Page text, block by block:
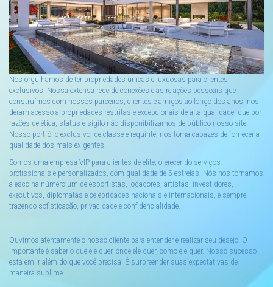
Nos orgulhamos de ter propriedades únicas e luxuosas para clientes
exclusivos. Nossa extensa rede de conexões e as relações pessoais que
construímos com nossos parceiros, clientes e amigos ao longo dos anos, nos
deram acesso a propriedades restritas e excepcionais de alta qualidade, que por
razões de ética, status e sigilo não disponibilizamos de público nosso site.
Nosso portfólio exclusivo, de classe e requinte, nos torna capazes de fornecer a
qualidade dos mais exigentes.
Somos uma empresa VIP para clientes de elite, oferecendo serviços
profissionais e personalizados, com qualidade de 5 estrelas. Nós nos tornamos
a escolha número um de esportistas, jogadores, artistas, investidores,
executivos, diplomatas e celebridades nacionais e internacionais, e sempre
trazendo sofisticação, privacidade e confidencialidade.
Ouvimos atentamente o nosso cliente para entender e realizar seu desejo. O
importante é saber o que ele quer, onde ele quer, como ele quer. Nosso sucesso
está em ir além do que você precisa. É surpreender suas expectativas de
maneira sublime.